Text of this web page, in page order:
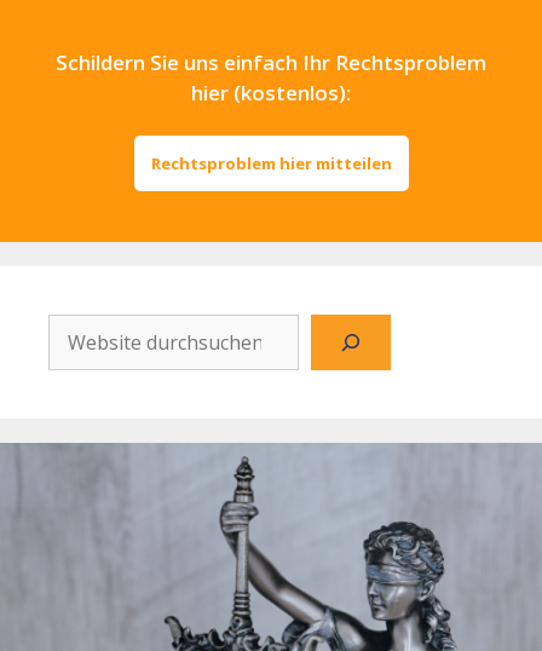
Schildern Sie uns einfach Ihr Rechtsproblem
hier (kostenlos):
Rechtsproblem hier mitteilen
Website
durchsuchen